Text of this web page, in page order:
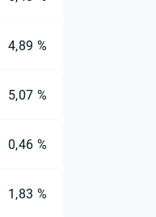
4,89 %
5,07 %
0,46 %
1,83 %